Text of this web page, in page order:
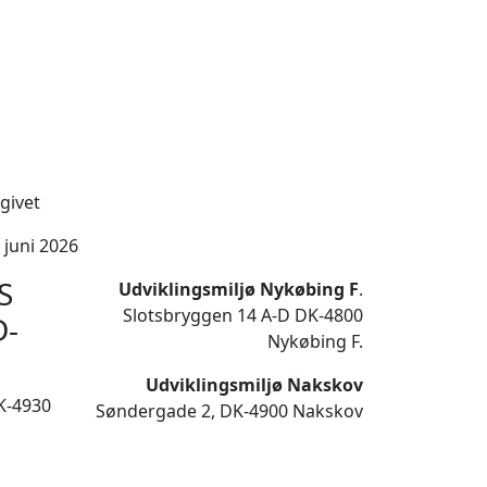
juni 2026
4930
Udviklingsmiljø Nykøbing F.
Slotsbryggen 14 A-D DK-4800
Nykøbing F.
Udviklingsmiljø Nakskov
Søndergade 2, DK-4900 Nakskov